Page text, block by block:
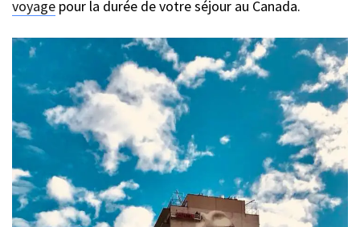
voyage pour la durée de votre séjour au Canada.